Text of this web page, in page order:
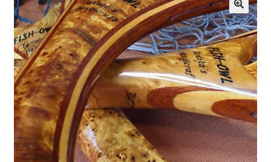
ュ
ー
を
展
開
メ
ニ
ュ
ー
を
展
開
個人レッスン＆ガイド(Lesson & Guide)
サ
ブ
メ
ニ
ュ
ー
を
展
開
イベント
サ
ブ
メ
ニ
ュ
ー
を
展
お問い合わせ(Contact)
特定商取引法に関わる表示
広告の配信について